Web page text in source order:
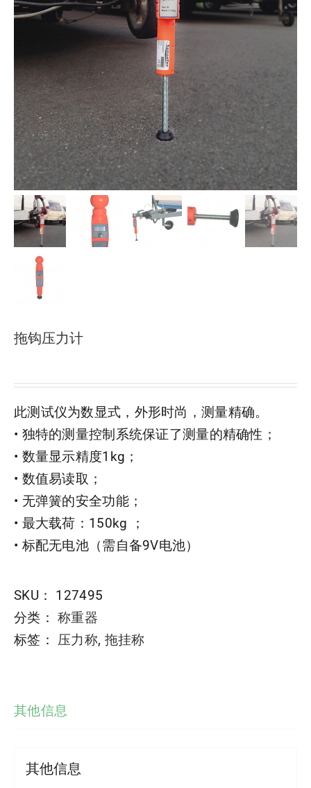
联系我们
拖钩压力计
此测试仪为数显式，外形时尚，测量精确。
• 独特的测量控制系统保证了测量的精确性；
• 数量显示精度1kg；
• 数值易读取；
• 无弹簧的安全功能；
• 最大载荷：150kg ；
• 标配无电池（需自备9V电池）
SKU： 127495
分类：称重器
标签： 压力称, 拖挂称
其他信息
其他信息